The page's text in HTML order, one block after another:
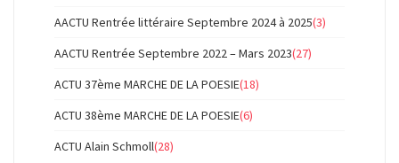
AACTU Rentrée littéraire Septembre 2024 à 2025(3)
AACTU Rentrée Septembre 2022 – Mars 2023(27)
ACTU 37ème MARCHE DE LA POESIE(18)
ACTU 38ème MARCHE DE LA POESIE(6)
ACTU Alain Schmoll(28)